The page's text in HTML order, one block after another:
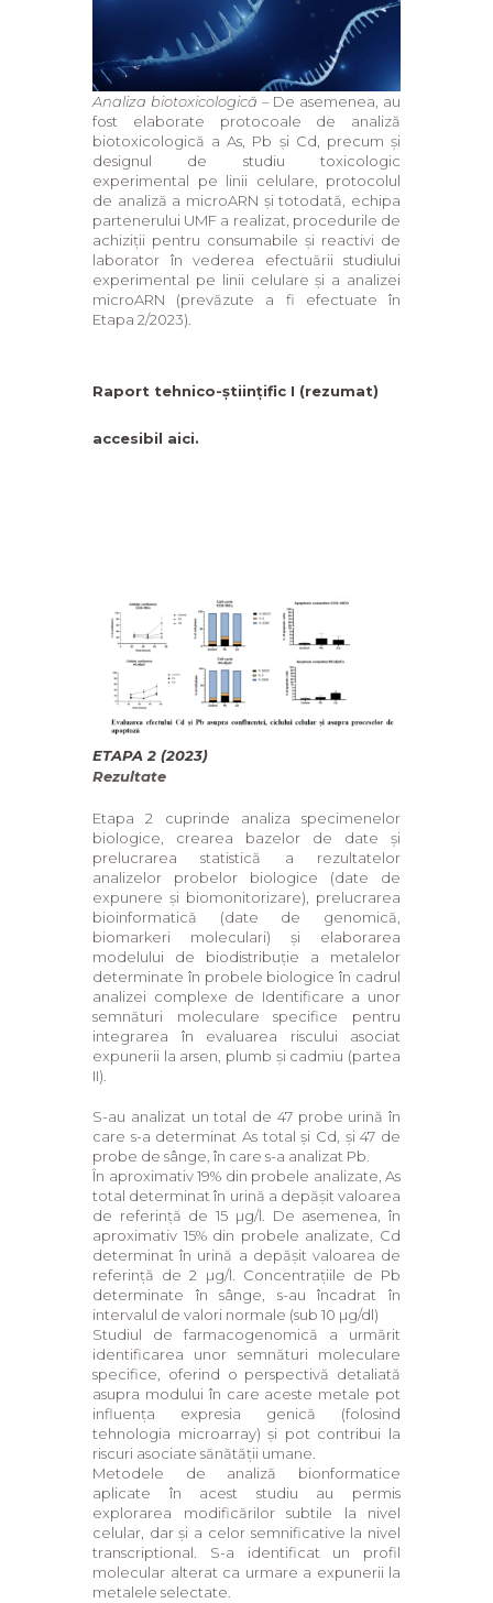
Analiza biotoxicologică – De asemenea, au
fost elaborate protocoale de analiză
biotoxicologică a As, Pb și Cd, precum și
designul de studiu toxicologic
experimental pe linii celulare, protocolul
de analiză a microARN și totodată, echipa
partenerului UMF a realizat, procedurile de
achiziții pentru consumabile și reactivi de
laborator în vederea efectuării studiului
experimental pe linii celulare și a analizei
microARN (prevăzute a fi efectuate în
Etapa 2/2023).
Raport tehnico-științific I (rezumat)
accesibil aici.
ETAPA 2 (2023)
Rezultate
Etapa 2 cuprinde analiza specimenelor
biologice, crearea bazelor de date și
prelucrarea statistică a rezultatelor
analizelor probelor biologice (date de
expunere și biomonitorizare), prelucrarea
bioinformatică (date de genomică,
biomarkeri moleculari) și elaborarea
modelului de biodistribuție a metalelor
determinate în probele biologice în cadrul
analizei complexe de Identificare a unor
semnături moleculare specifice pentru
integrarea în evaluarea riscului asociat
expunerii la arsen, plumb și cadmiu (partea
II).
S-au analizat un total de 47 probe urină în
care s-a determinat As total și Cd, și 47 de
probe de sânge, în care s-a analizat Pb.
În aproximativ 19% din probele analizate, As
total determinat în urină a depășit valoarea
de referință de 15 µg/l. De asemenea, în
aproximativ 15% din probele analizate, Cd
determinat în urină a depășit valoarea de
referință de 2 µg/l. Concentrațiile de Pb
determinate în sânge, s-au încadrat în
intervalul de valori normale (sub 10 µg/dl)
Studiul de farmacogenomică a urmărit
identificarea unor semnături moleculare
specifice, oferind o perspectivă detaliată
asupra modului în care aceste metale pot
influența expresia genică (folosind
tehnologia microarray) și pot contribui la
riscuri asociate sănătății umane.
Metodele de analiză bionformatice
aplicate în acest studiu au permis
explorarea modificărilor subtile la nivel
celular, dar și a celor semnificative la nivel
transcriptional. S-a identificat un profil
molecular alterat ca urmare a expunerii la
metalele selectate.